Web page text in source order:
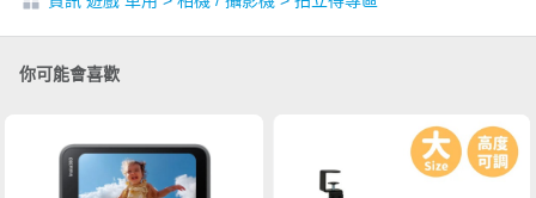
你可能會喜歡